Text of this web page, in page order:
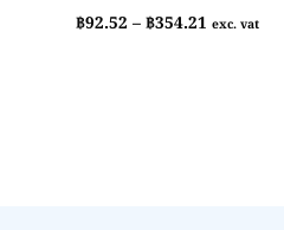
฿92.52 –฿354.21 Price
exc. vat